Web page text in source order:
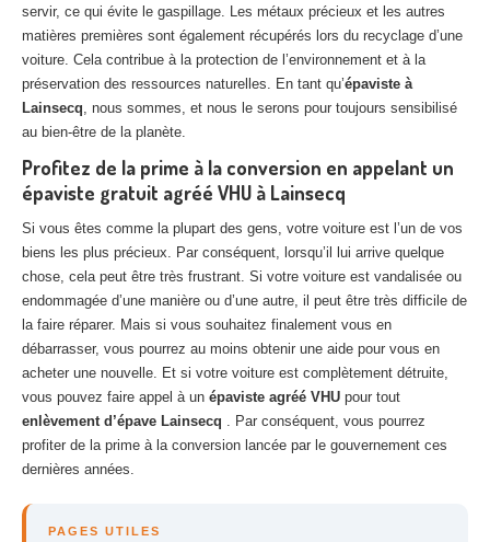
servir, ce qui évite le gaspillage. Les métaux précieux et les autres
matières premières sont également récupérés lors du recyclage d’une
voiture. Cela contribue à la protection de l’environnement et à la
préservation des ressources naturelles. En tant qu’épaviste à
Lainsecq, nous sommes, et nous le serons pour toujours sensibilisé
au bien-être de la planète.
Profitez de la prime à la conversion en appelant un
épaviste gratuit agréé VHU à Lainsecq
Si vous êtes comme la plupart des gens, votre voiture est l’un de vos
biens les plus précieux. Par conséquent, lorsqu’il lui arrive quelque
chose, cela peut être très frustrant. Si votre voiture est vandalisée ou
endommagée d’une manière ou d’une autre, il peut être très difficile de
la faire réparer. Mais si vous souhaitez finalement vous en
débarrasser, vous pourrez au moins obtenir une aide pour vous en
acheter une nouvelle. Et si votre voiture est complètement détruite,
vous pouvez faire appel à un épaviste agréé VHU pour tout
enlèvement d’épave Lainsecq . Par conséquent, vous pourrez
profiter de la prime à la conversion lancée par le gouvernement ces
dernières années.
PAGES UTILES